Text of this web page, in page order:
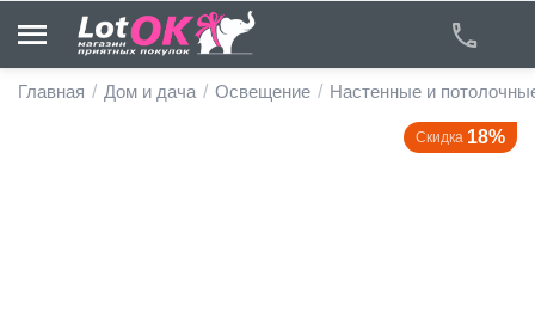
Главная / Дом и дача / Освещение / Настенные и
Скидка 18%